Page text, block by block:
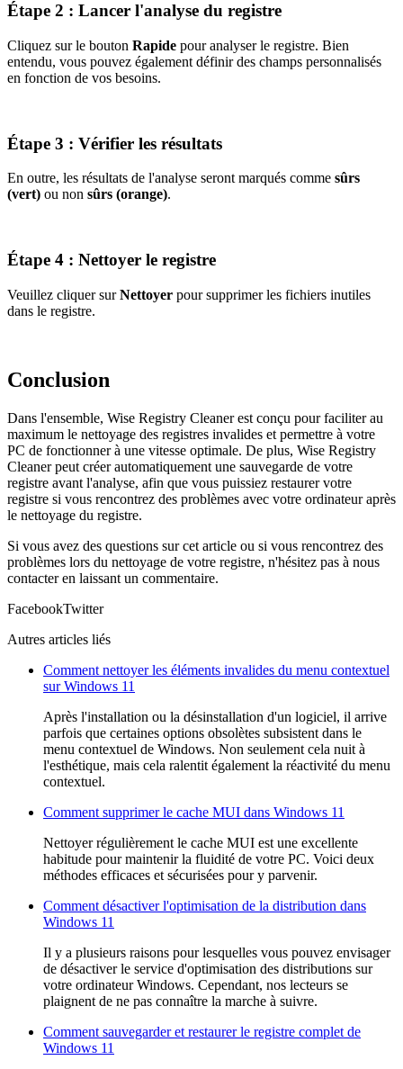
Étape 2 : Lancer l'analyse du registre
Cliquez sur le bouton Rapide pour analyser le registre. Bien
entendu, vous pouvez également définir des champs personnalisés
en fonction de vos besoins.
Étape 3 : Vérifier les résultats
En outre, les résultats de l'analyse seront marqués comme sûrs
(vert) ou non sûrs (orange).
Étape 4 : Nettoyer le registre
Veuillez cliquer surNettoyer pour supprimer les fichiers inutiles
dans le registre.
Conclusion
Dans l'ensemble, Wise Registry Cleaner est conçu pour faciliter au
maximum le nettoyage des registres invalides et permettre à votre
PC de fonctionner à une vitesse optimale. De plus, Wise Registry
Cleaner peut créer automatiquement une sauvegarde de votre
registre avant l'analyse, afin que vous puissiez restaurer votre
registre si vous rencontrez des problèmes avec votre ordinateur après
le nettoyage du registre.
Si vous avez des questions sur cet article ou si vous rencontrez des
problèmes lors du nettoyage de votre registre, n'hésitez pas à nous
contacter en laissant un commentaire.
FacebookTwitter
Autres articles liés
Comment nettoyer les éléments invalides du menu contextuel
sur Windows 11
Après l'installation ou la désinstallation d'un logiciel, il arrive
parfois que certaines options obsolètes subsistent dans le
menu contextuel de Windows. Non seulement cela nuit à
l'esthétique, mais cela ralentit également la réactivité du menu
contextuel.
Comment supprimer le cache MUI dans Windows 11
Nettoyer régulièrement le cache MUI est une excellente
habitude pour maintenir la fluidité de votre PC. Voici deux
méthodes efficaces et sécurisées pour y parvenir.
Comment désactiver l'optimisation de la distribution dans
Windows 11
Il y a plusieurs raisons pour lesquelles vous pouvez envisager
de désactiver le service d'optimisation des distributions sur
votre ordinateur Windows. Cependant, nos lecteurs se
plaignent de ne pas connaître la marche à suivre.
Comment sauvegarder et restaurer le registre complet de
Windows 11